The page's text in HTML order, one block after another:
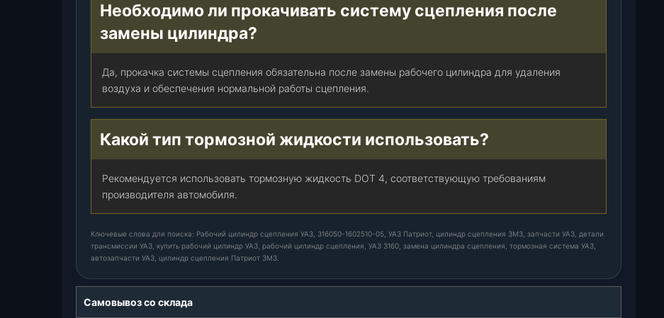
о
М
,
т
.
Необходимо ли прокачивать систему сцепления после
замены цилиндра?
Да, прокачка системы сцепления обязательна после замены рабочего цилиндра для удаления
воздуха и обеспечения нормальной работы сцепления.
Какой тип тормозной жидкости использовать?
Рекомендуется использовать тормозную жидкость DOT 4, соответствующую требованиям
производителя автомобиля.
Ключевые слова для поиска: Рабочий цилиндр сцепления УАЗ, 316050-1602510-05, УАЗ Патриот, цилиндр сцепления ЗМЗ, запчасти УАЗ, детали
трансмиссии УАЗ, купить рабочий цилиндр УАЗ, рабочий цилиндр сцепления, УАЗ 3160, замена цилиндра сцепления, тормозная система УАЗ,
автозапчасти УАЗ, цилиндр сцепления Патриот ЗМЗ.
Самовывоз со склада